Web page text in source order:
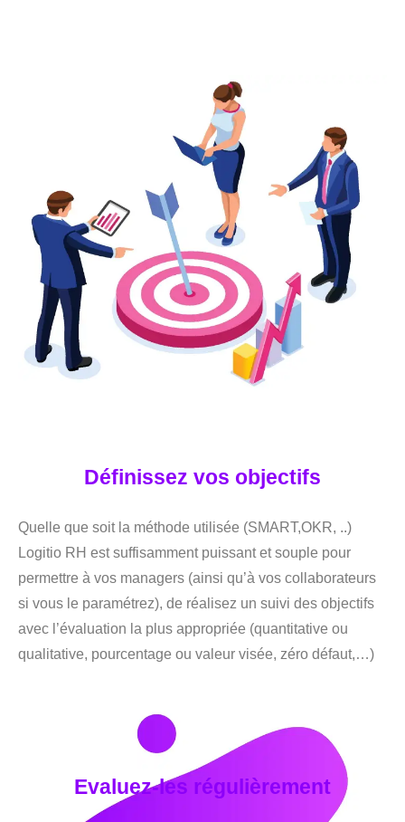
Définissez vos objectifs
Quelle que soit la méthode utilisée (SMART,OKR, ..)
Logitio RH est suffisamment puissant et souple pour
permettre à vos managers (ainsi qu’à vos collaborateurs
si vous le paramétrez), de réalisez un suivi des objectifs
avec l’évaluation la plus appropriée (quantitative ou
qualitative, pourcentage ou valeur visée, zéro défaut,…)
Evaluez-les régulièrement